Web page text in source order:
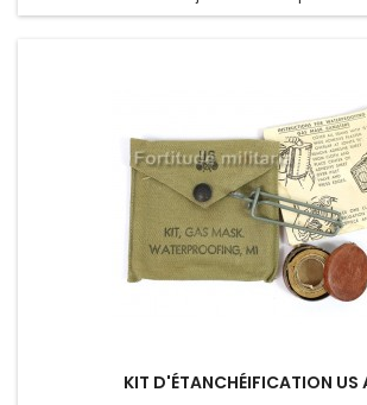
KIT D'ÉTANCHÉIFICATION US